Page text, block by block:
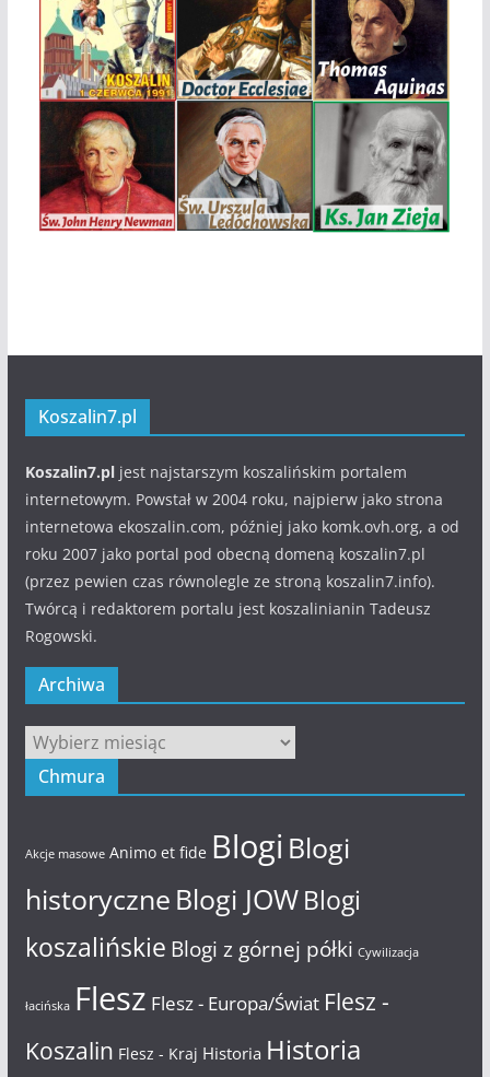
Koszalin7.pl
Koszalin7.pljest najstarszym koszalińskim portalem
internetowym. Powstał w 2004 roku, najpierw jako strona
internetowa ekoszalin.com, później jako komk.ovh.org, a od
roku 2007 jako portal pod obecną domeną koszalin7.pl
(przez pewien czas równolegle ze stroną koszalin7.info).
Twórcą i redaktorem portalu jest koszalinianin Tadeusz
Rogowski.
Archiwa
Archiwa
Chmura
Akcje masowe Animo et fide Blogi Blogi
historyczne Blogi JOWBlogi
koszalińskie Blogi z górnej półki Cywilizacja
łacińska Flesz Flesz - Europa/Świat Flesz -
Koszalin Flesz - Kraj Historia Historia